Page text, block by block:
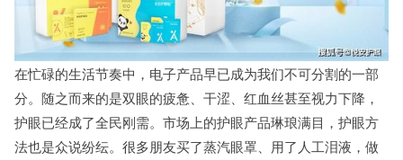
在忙碌的生活节奏中，电子产品早已成为我们不可分割的一部
分。随之而来的是双眼的疲惫、干涩、红血丝甚至视力下降，
护眼已经成了全民刚需。市场上的护眼产品琳琅满目，护眼方
法也是众说纷纭。很多朋友买了蒸汽眼罩、用了人工泪液，做